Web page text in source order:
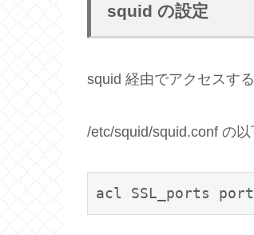
squid の設定
squid 経由でアクセスす
/etc/squid/squid.conf の以
acl SSL_ports